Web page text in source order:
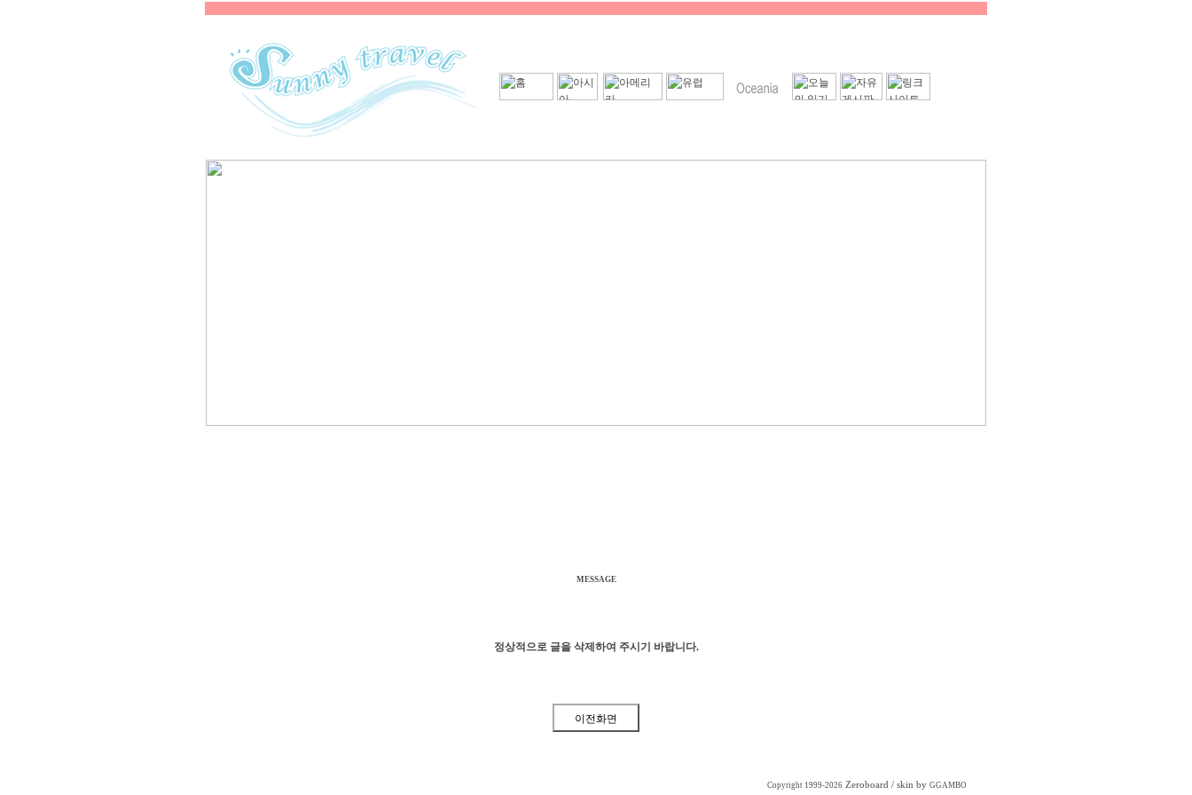
MESSAGE
정상적으로 글을 삭제하여 주시기 바랍니다.
Copyright 1999-2026 Zeroboard / skin by GGAMBO